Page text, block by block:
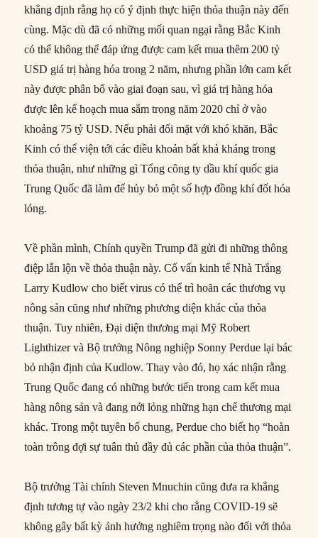
khẳng định rằng họ có ý định thực hiện thỏa thuận này đến
cùng. Mặc dù đã có những mối quan ngại rằng Bắc Kinh
có thể không thể đáp ứng được cam kết mua thêm 200 tỷ
USD giá trị hàng hóa trong 2 năm, nhưng phần lớn cam kết
này được phân bổ vào giai đoạn sau, vì giá trị hàng hóa
được lên kế hoạch mua sắm trong năm 2020 chỉ ở vào
khoảng 75 tỷ USD. Nếu phải đối mặt với khó khăn, Bắc
Kinh có thể viện tới các điều khoản bất khả kháng trong
thỏa thuận, như những gì Tổng công ty dầu khí quốc gia
Trung Quốc đã làm để hủy bỏ một số hợp đồng khí đốt hóa
lỏng.
Về phần mình, Chính quyền Trump đã gửi đi những thông
điệp lẫn lộn về thỏa thuận này. Cố vấn kinh tế Nhà Trắng
Larry Kudlow cho biết virus có thể trì hoãn các thương vụ
nông sản cũng như những phương diện khác của thỏa
thuận. Tuy nhiên, Đại diện thương mại Mỹ Robert
Lighthizer và Bộ trưởng Nông nghiệp Sonny Perdue lại bác
bỏ nhận định của Kudlow. Thay vào đó, họ xác nhận rằng
Trung Quốc đang có những bước tiến trong cam kết mua
hàng nông sản và đang nới lỏng những hạn chế thương mại
khác. Trong một tuyên bố chung, Perdue cho biết họ “hoàn
toàn trông đợi sự tuân thủ đầy đủ các phần của thỏa thuận”.
Bộ trưởng Tài chính Steven Mnuchin cũng đưa ra khẳng
định tương tự vào ngày 23/2 khi cho rằng COVID-19 sẽ
không gây bất kỳ ảnh hưởng nghiêm trọng nào đối với thỏa